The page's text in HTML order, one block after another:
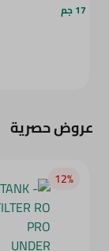
17 جم
عروض حصرية
12‎%‎